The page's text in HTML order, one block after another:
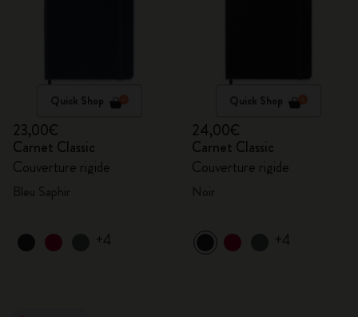
Quick Shop
23,00€
Carnet Classic
Couverture rigide
+4
Quick Shop
24,00€
Carnet Classic
Couverture rigide
+4